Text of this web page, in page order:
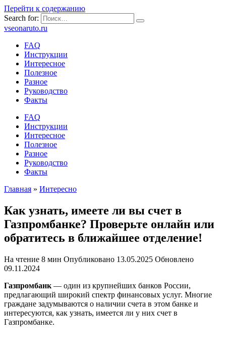
Перейти к содержанию
Search for:
vseonaruto.ru
FAQ
Инструкции
Интересное
Полезное
Разное
Руководство
Факты
FAQ
Инструкции
Интересное
Полезное
Разное
Руководство
Факты
Главная » Интересно
Как узнать, имеете ли вы счет в
Газпромбанке? Проверьте онлайн или
обратитесь в ближайшее отделение!
На чтение 8 мин Опубликовано 13.05.2025 Обновлено
09.11.2024
Газпромбанк — один из крупнейших банков России,
предлагающий широкий спектр финансовых услуг. Многие
граждане задумываются о наличии счета в этом банке и
интересуются, как узнать, имеется ли у них счет в
Газпромбанке.